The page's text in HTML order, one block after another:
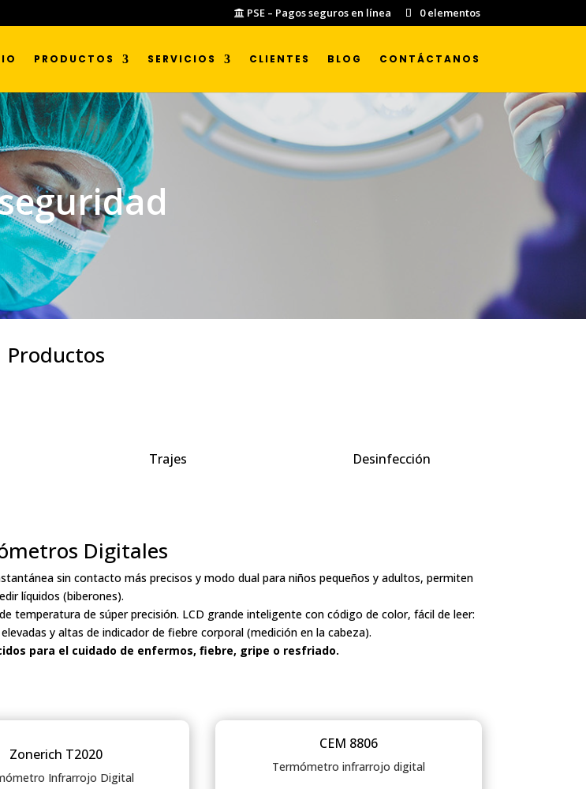
PSE – Pagos seguros en línea 0 elementos
PRODUCTOS SERVICIOS CLIENTES BLOG CONTÁCTANOS
Productos
Trajes Desinfección
Digitales
sin contacto más precisos y modo dual para niños pequeños y adultos, permiten
líquidos (biberones).
temperatura de súper precisión. LCD grande inteligente con código de color, fácil de leer:
y altas de indicador de fiebre corporal (medición en la cabeza).
para el cuidado de enfermos, fiebre, gripe o resfriado.
Zonerich T2020
Infrarrojo Digital
CEM 8806
Termómetro infrarrojo digital